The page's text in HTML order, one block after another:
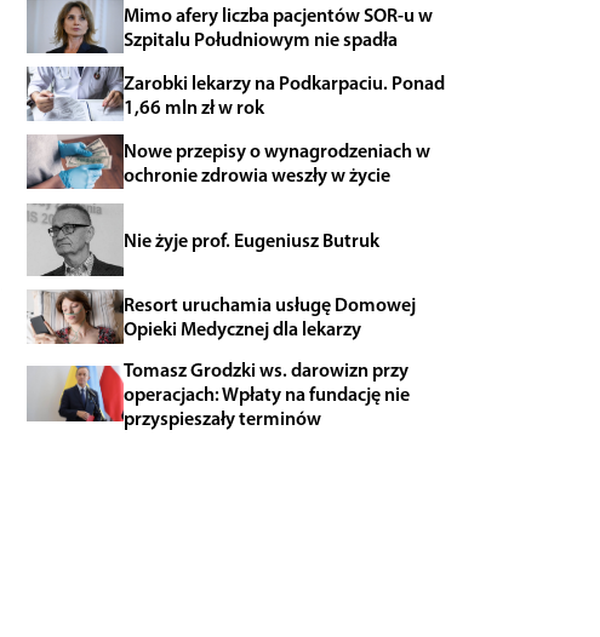
Mimo afery liczba pacjentów SOR-u w
Szpitalu Południowym nie spadła
Zarobki lekarzy na Podkarpaciu. Ponad
1,66 mln zł w rok
Nowe przepisy o wynagrodzeniach w
ochronie zdrowia weszły w życie
Nie żyje prof. Eugeniusz Butruk
Resort uruchamia usługę Domowej
Opieki Medycznej dla lekarzy
Tomasz Grodzki ws. darowizn przy
operacjach: Wpłaty na fundację nie
przyspieszały terminów